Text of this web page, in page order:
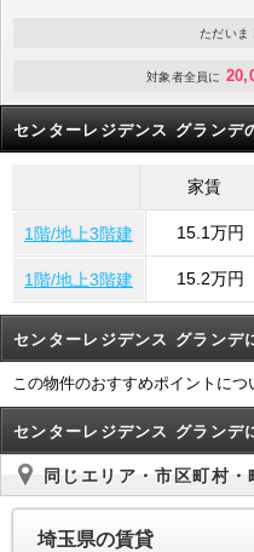
ただいま
対象者全員に
センターレジデンス グランデ
家賃
1階/地上3階建 15.1万円
1階/地上3階建 15.2万円
センターレジデンス グランデ
この物件のおすすめポイントにつ
センターレジデンス グランデ
同じエリア・市区町村・
埼玉県の賃貸